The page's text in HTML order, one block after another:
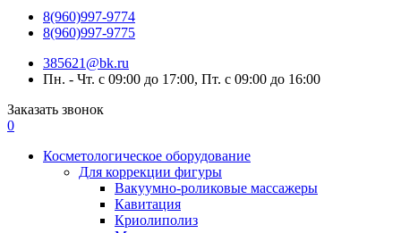
8(960)997-9774
8(960)997-9775
385621@bk.ru
Пн. - Чт. с 09:00 до 17:00, Пт. с 09:00 до 16:00
Заказать звонок
0
Косметологическое оборудование
Для коррекции фигуры
Вакуумно-роликовые массажеры
Кавитация
Криолиполиз